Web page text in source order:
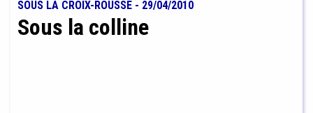
SOUS LA CROIX-ROUSSE - 29/04/2010
Sous la colline